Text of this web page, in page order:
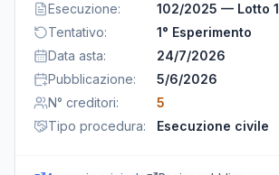
Esecuzione:
102/2025 — Lotto 1
Tentativo:
1° Esperimento
Data asta:
24/7/2026
Pubblicazione:
5/6/2026
N° creditori:
5
Tipo procedura: Esecuzione civile